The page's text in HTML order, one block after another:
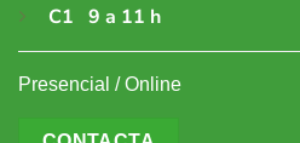
C1 9 a 11 h
Presencial / Online